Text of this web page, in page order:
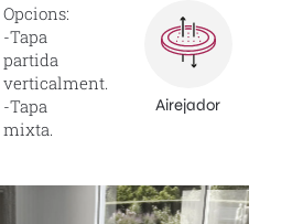
Opcions:
-Tapa
partida
verticalment.
-Tapa
mixta.
Airejador